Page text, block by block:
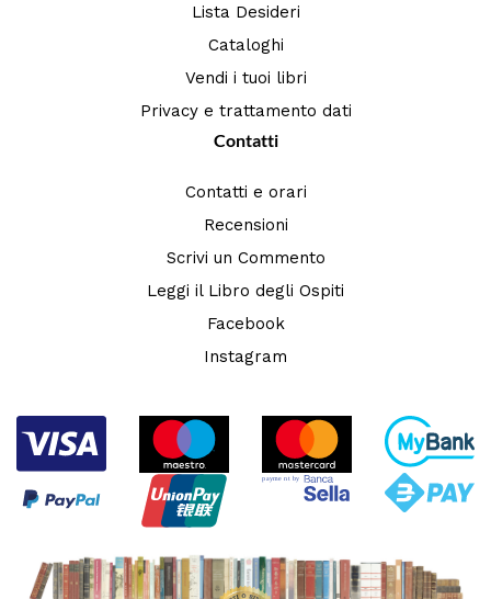
Lista Desideri
Cataloghi
Vendi i tuoi libri
Privacy e trattamento dati
Contatti
Contatti e orari
Recensioni
Scrivi un Commento
Leggi il Libro degli Ospiti
Facebook
Instagram